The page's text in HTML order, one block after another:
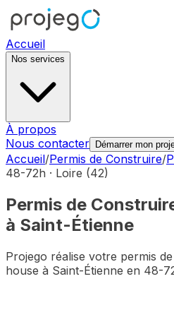
Accueil
Nos services
À propos
Nous contacter
Démarrer mon
Accueil/Permis de Construire/
48-72h · Loire (42)
Permis de
à Saint-Étienne
Projego réalise votre permis
house à Saint-Étienne en 48-